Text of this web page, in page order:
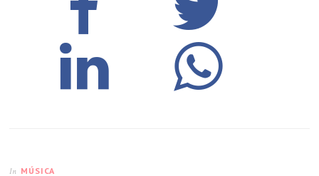
In MÚSICA